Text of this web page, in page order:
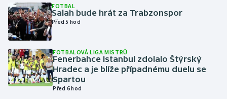
Gymnastika
Házená
Jezdectví
Judo
FOTBAL
Salah bude hrát za Trabzonspor
Před 5 hod
FOTBALOVÁ LIGA MISTRŮ
Fenerbahce Istanbul zdolalo Štýrský
Hradec a je blíže případnému duelu se
Spartou
Před 6 hod